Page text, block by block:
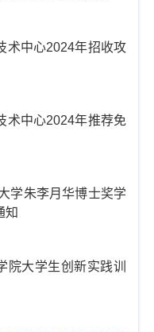
t
术中心2024年招收攻
术中心2024年推荐免
学朱李月华博士奖学
知
院大学生创新实践训